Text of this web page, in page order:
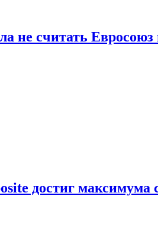
не считать
достиг максимума